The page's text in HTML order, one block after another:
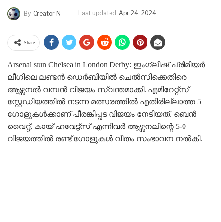
By Creator N Last updated Apr 24, 2024
Share
Arsenal stun Chelsea in London Derby: ഇംഗ്ലീഷ് പ്രീമിയർ
ലീഗിലെ ലണ്ടൻ ഡെർബിയിൽ ചെൽസിക്കെതിരെ
ആഴ്സനൽ വമ്പൻ വിജയം സ്വന്തമാക്കി. എമിറേറ്റ്സ്
സ്റ്റേഡിയത്തിൽ നടന്ന മത്സരത്തിൽ എതിരില്ലാത്ത 5
ഗോളുകൾക്കാണ് പീരങ്കിപ്പട വിജയം നേടിയത്. ബെൻ
വൈറ്റ്, കായ് ഹവേട്ട്സ് എന്നിവർ ആഴ്സനലിന്റെ 5-0
വിജയത്തിൽ രണ്ട് ഗോളുകൾ വീതം സംഭാവന നൽകി.